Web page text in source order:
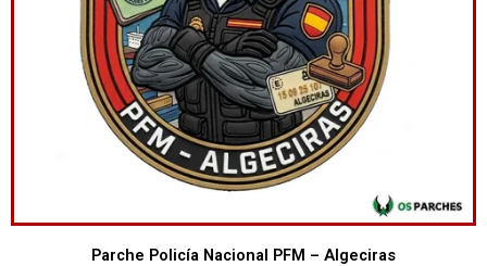
Parche Policía Nacional PFM – Algeciras